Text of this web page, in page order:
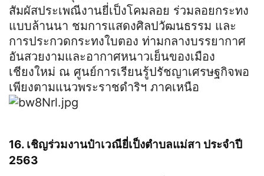
สัมผัสประเพณีงานยี่เป็งโคมลอย ร่วมลอยกระทง
แบบล้านนา ชมการแสดงศิลปวัฒนธรรม และ
การประกวดกระทงใบตอง ท่ามกลางบรรยากาศ
อันสวยงามและอากาศหนาวเย็นของเมือง
เชียงใหม่ ณ ศูนย์การเรียนรู้ปรัชญาเศรษฐกิจพอ
เพียงตามแนวพระราชดำริฯ ภาคเหนือ
16. เชิญร่วมงานป๋าเวณียี่เป็งตำบลแม่สา ประจำปี
2563